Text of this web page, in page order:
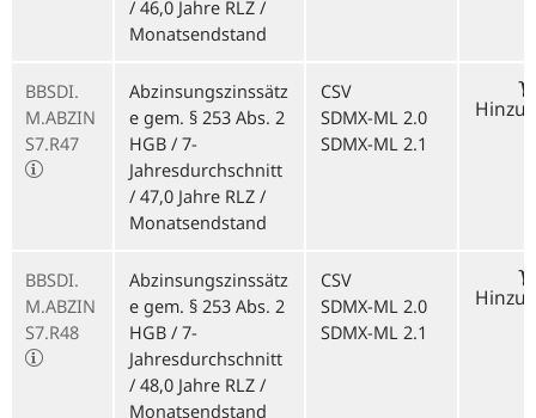
/ 46,0 Jahre RLZ /
Monatsendstand
BBSDI.
M.ABZIN
S7.R47
Abzinsungszinssätz
e gem. § 253 Abs. 2
HGB / 7-
Jahresdurchschnitt
/ 47,0 Jahre RLZ /
Monatsendstand
CSV
SDMX-ML 2.0
SDMX-ML 2.1
BBSDI.
M.ABZIN
S7.R48
Abzinsungszinssätz
e gem. § 253 Abs. 2
HGB / 7-
Jahresdurchschnitt
/ 48,0 Jahre RLZ /
Monatsendstand
CSV
SDMX-ML 2.0
SDMX-ML 2.1